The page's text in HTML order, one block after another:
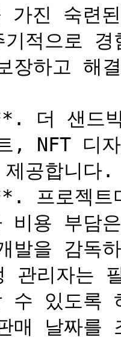
가진 숙련
적으로 경
장하고 해
더 샌드박
, NFT 디
공합니다.
프로젝트
비용 부담
발을 감독
관리자는
수 있도
매 날짜를